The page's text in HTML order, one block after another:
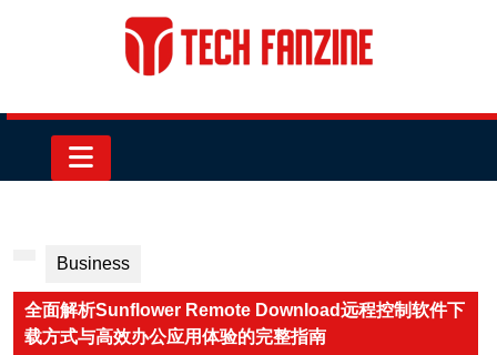
Business
全面解析Sunflower Remote Download远程控制软件下
载方式与高效办公应用体验的完整指南